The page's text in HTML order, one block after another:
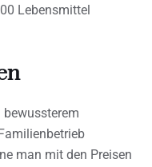
Lebensmittel
bewussterem
man mit den Preisen